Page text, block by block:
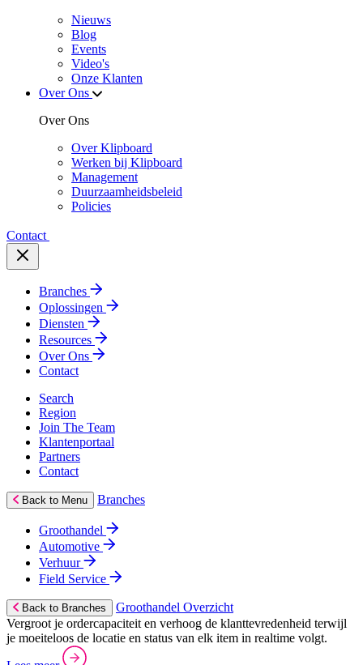
Nieuws
Blog
Events
Video's
Onze Klanten
Over Ons
Over Ons
Over Klipboard
Werken bij Klipboard
Management
Duurzaamheidsbeleid
Policies
Contact
Branches
Oplossingen
Diensten
Resources
Over Ons
Contact
Search
Region
Join The Team
Klantenportaal
Partners
Contact
Back to Menu Branches
Groothandel
Automotive
Verhuur
Field Service
Back to Branches
Groothandel Overzicht
Vergroot je ordercapaciteit en verhoog de klanttevredenheid terwijl
je moeiteloos de locatie en status van elk item in realtime volgt.